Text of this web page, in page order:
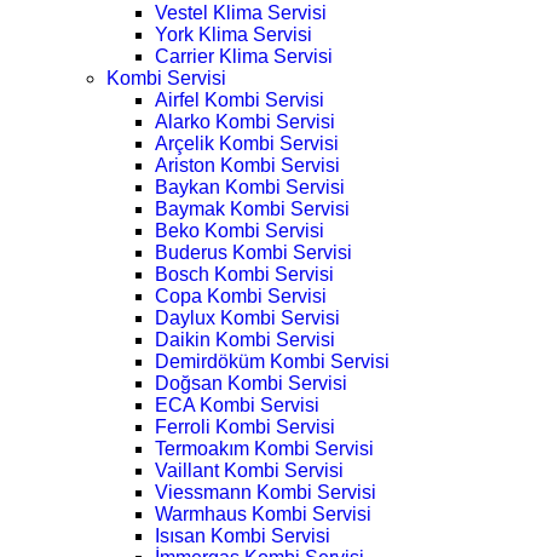
Vestel Klima Servisi
York Klima Servisi
Carrier Klima Servisi
Kombi Servisi
Airfel Kombi Servisi
Alarko Kombi Servisi
Arçelik Kombi Servisi
Ariston Kombi Servisi
Baykan Kombi Servisi
Baymak Kombi Servisi
Beko Kombi Servisi
Buderus Kombi Servisi
Bosch Kombi Servisi
Copa Kombi Servisi
Daylux Kombi Servisi
Daikin Kombi Servisi
Demirdöküm Kombi Servisi
Doğsan Kombi Servisi
ECA Kombi Servisi
Ferroli Kombi Servisi
Termoakım Kombi Servisi
Vaillant Kombi Servisi
Viessmann Kombi Servisi
Warmhaus Kombi Servisi
Isısan Kombi Servisi